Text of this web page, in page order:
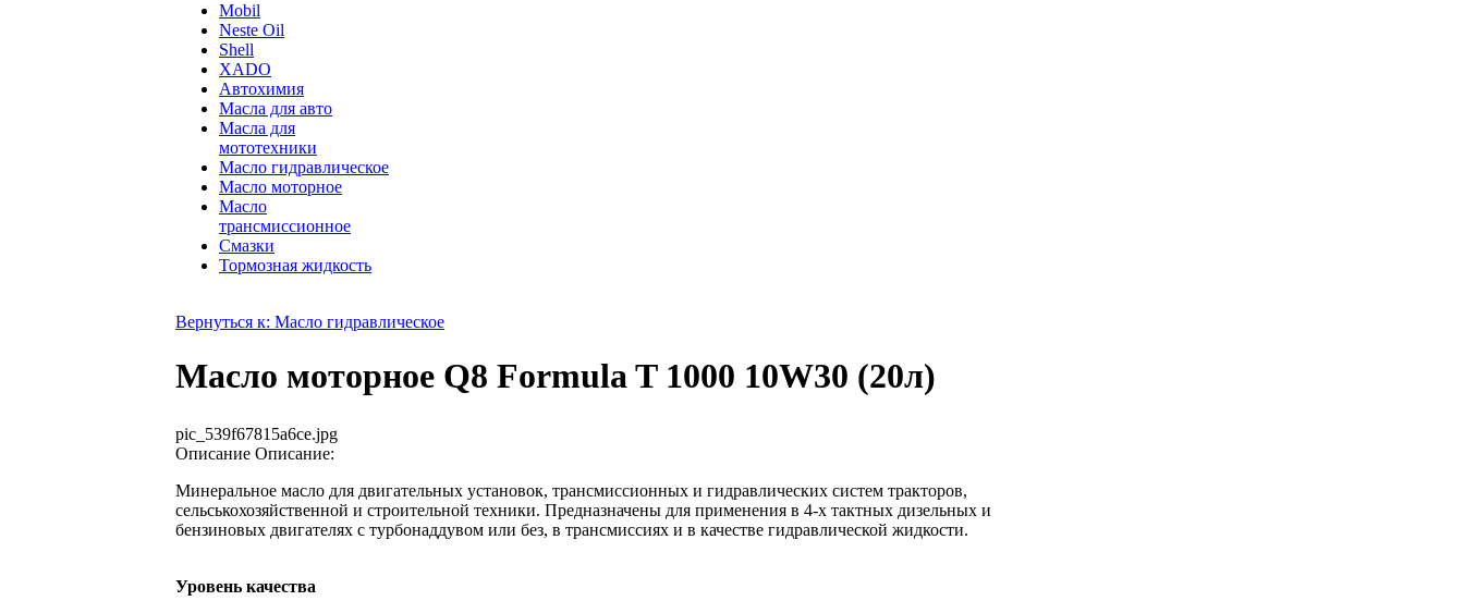
Mobil
Neste Oil
Shell
XADO
Автохимия
Масла для авто
Масла для
мототехники
Масло гидравлическое
Масло моторное
Масло
трансмиссионное
Смазки
Тормозная жидкость
Вернуться к: Масло гидравлическое
Масло моторное Q8 Formula T 1000 10W30 (20л)
pic_539f67815a6ce.jpg
Описание Описание:
Минеральное масло для двигательных установок, трансмиссионных и гидравлических систем тракторов,
сельськохозяйственной и строительной техники. Предназначены для применения в 4-х тактных дизельных и
бензиновых двигателях с турбонаддувом или без, в трансмиссиях и в качестве гидравлической жидкости.
Уровень качества